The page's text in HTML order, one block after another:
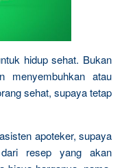
hidup sehat. Bukan
menyembuhkan atau
sehat, supaya tetap
apoteker, supaya
resep yang akan